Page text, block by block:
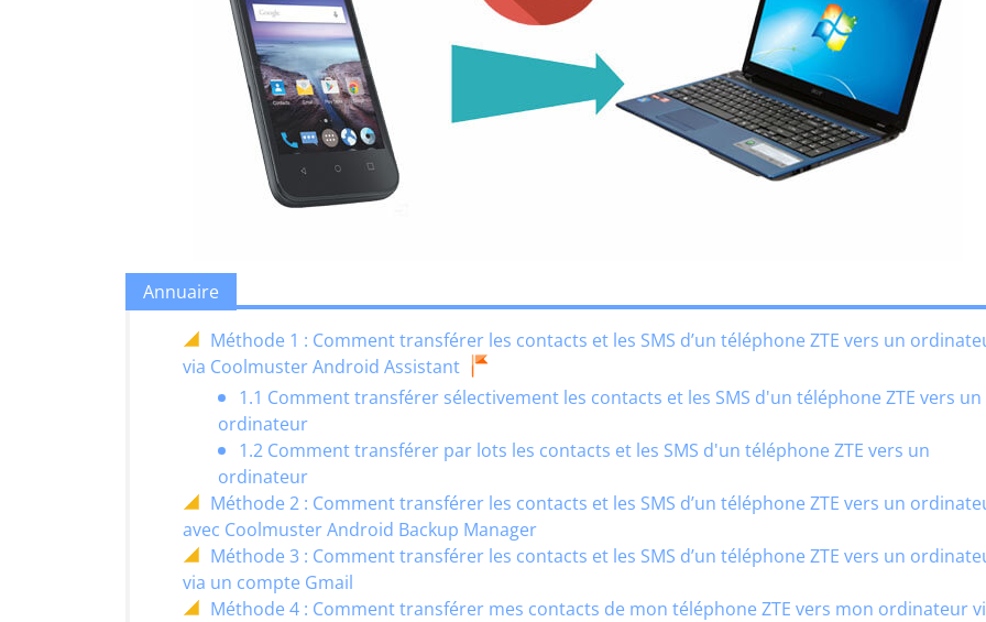
Annuaire
Méthode 1 : Comment transférer les contacts et les SMS d’un téléphone ZTE vers un
via Coolmuster Android Assistant
1.1 Comment transférer sélectivement les contacts et les SMS d'un téléphone ZTE vers un
ordinateur
1.2 Comment transférer par lots les contacts et les SMS d'un téléphone ZTE vers un
ordinateur
Méthode 2 : Comment transférer les contacts et les SMS d’un téléphone ZTE vers un
avec Coolmuster Android Backup Manager
Méthode 3 : Comment transférer les contacts et les SMS d’un téléphone ZTE vers un
via un compte Gmail
Méthode 4 : Comment transférer mes contacts de mon téléphone ZTE vers mon ordinateur